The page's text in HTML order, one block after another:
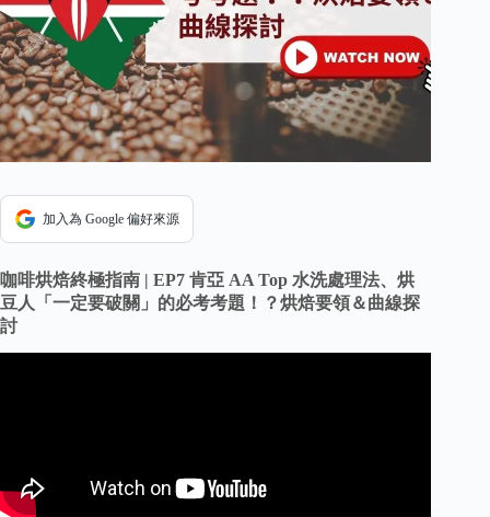
加入為 Google 偏好來源
咖啡烘焙終極指南 | EP7 肯亞 AA Top 水洗處理法、烘
豆人「一定要破關」的必考考題！？烘焙要領＆曲線探
討